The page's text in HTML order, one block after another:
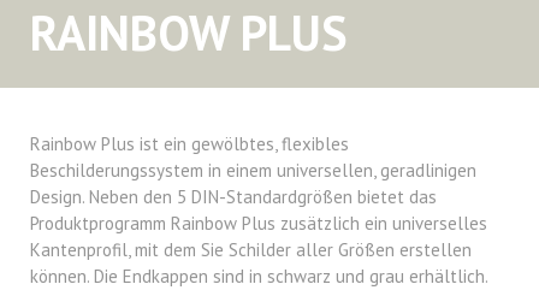
RAINBOW PLUS
Rainbow Plus ist ein gewölbtes, flexibles
Beschilderungssystem in einem universellen, geradlinigen
Design. Neben den 5 DIN-Standardgrößen bietet das
Produktprogramm Rainbow Plus zusätzlich ein universelles
Kantenprofil, mit dem Sie Schilder aller Größen erstellen
können. Die Endkappen sind in schwarz und grau erhältlich.